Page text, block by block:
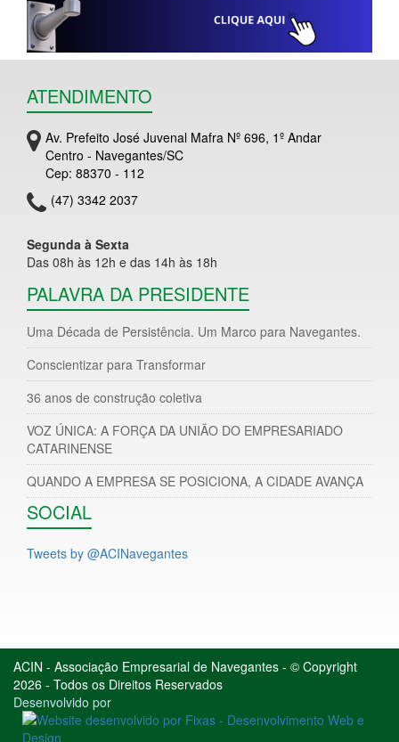
ATENDIMENTO
Av. Prefeito José Juvenal Mafra Nº 696, 1º Andar
Centro - Navegantes/SC
Cep: 88370 - 112
(47) 3342 2037
Segunda à Sexta
Das 08h às 12h e das 14h às 18h
PALAVRA DA PRESIDENTE
Uma Década de Persistência. Um Marco para Navegantes.
Conscientizar para Transformar
36 anos de construção coletiva
VOZ ÚNICA: A FORÇA DA UNIÃO DO EMPRESARIADO
CATARINENSE
QUANDO A EMPRESA SE POSICIONA, A CIDADE AVANÇA
SOCIAL
Tweets by @ACINavegantes
ACIN - Associação Empresarial de Navegantes - © Copyright
2026 - Todos os Direitos Reservados
Desenvolvido por